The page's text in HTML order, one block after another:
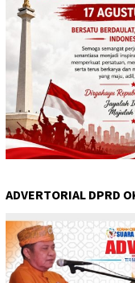
ADVERTORIAL DPRD